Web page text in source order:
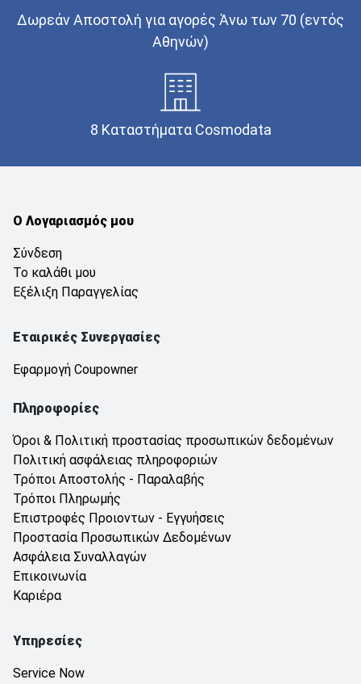
Δωρεάν Αποστολή για αγορές Άνω των 70 (εντός
Αθηνών)
8 Καταστήματα Cosmodata
Ο Λογαριασμός μου
Σύνδεση
Το καλάθι μου
Εξέλιξη Παραγγελίας
Εταιρικές Συνεργασίες
Εφαρμογή Coupowner
Πληροφορίες
Όροι & Πολιτική προστασίας προσωπικών δεδομένων
Πολιτική ασφάλειας πληροφοριών
Τρόποι Αποστολής - Παραλαβής
Τρόποι Πληρωμής
Επιστροφές Προιοντων - Εγγυήσεις
Προστασία Προσωπικών Δεδομένων
Ασφάλεια Συναλλαγών
Επικοινωνία
Καριέρα
Υπηρεσίες
Service Now